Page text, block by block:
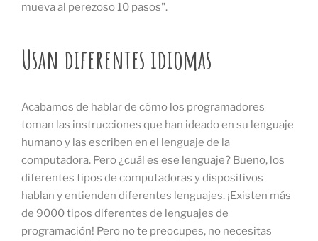
mueva al perezoso 10 pasos".
Usan diferentes idiomas
Acabamos de hablar de cómo los programadores
toman las instrucciones que han ideado en su lenguaje
humano y las escriben en el lenguaje de la
computadora. Pero ¿cuál es ese lenguaje? Bueno, los
diferentes tipos de computadoras y dispositivos
hablan y entienden diferentes lenguajes. ¡Existen más
de 9000 tipos diferentes de lenguajes de
programación! Pero no te preocupes, no necesitas